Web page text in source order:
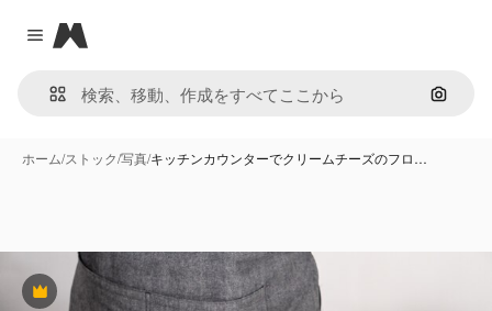
Close menu
Magnific
画像で
ホーム/ストック/写真/キッチンカウンターでクリームチーズのフロ…
Premium